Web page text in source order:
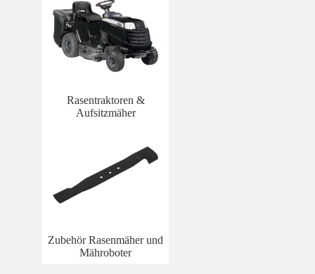
Rasentraktoren &
Aufsitzmäher
Zubehör Rasenmäher und
Mähroboter